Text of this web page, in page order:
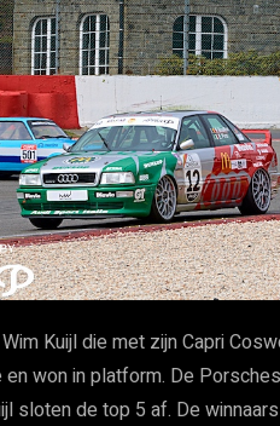
Kuijl die met zijn Capri
won in platform. De
sloten de top 5 af. De